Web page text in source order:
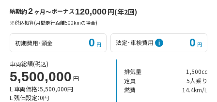
納期約2ヶ月〜ボーナス120,000円(年2回)
※税込概算(月間走行距離500kmの場合)
初期費用･頭金 0 円 法定･車検費用 0 円
車両総額(税込)
5,500,000 円
L 車両価格：5,500,000円
L 残価設定：0円
排気量
1,500cc
定員
5人乗り
燃費
14.4km/L